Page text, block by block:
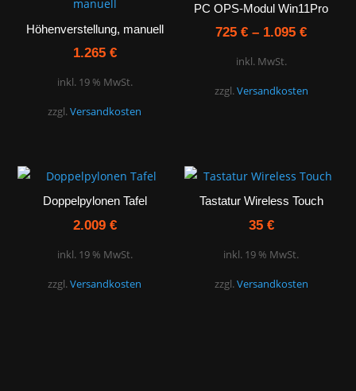
Höhenverstellung, manuell
1.265 €
inkl. 19 % MwSt.
zzgl.Versandkosten
PC OPS-Modul Win11Pro
725€ – 1.095€
inkl. MwSt.
zzgl.Versandkosten
Doppelpylonen Tafel
2.009 €
inkl. 19 % MwSt.
zzgl.Versandkosten
Tastatur Wireless Touch
35 €
inkl. 19 % MwSt.
zzgl.Versandkosten